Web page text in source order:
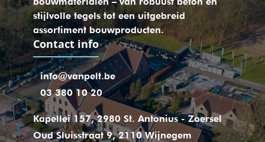
stijlvolle tegels tot een uitgebreid
assortiment bouwproducten.
Contact info
Stuur ons een e-mail
info@vanpelt.be
Bel ons
03 380 10 20
locaties
Kapellei 157, 2980 St. Antonius - Zoersel
Oud Sluisstraat 9, 2110 Wijnegem